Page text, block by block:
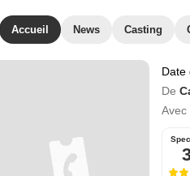
Accueil News Casting
Date
De
Avec